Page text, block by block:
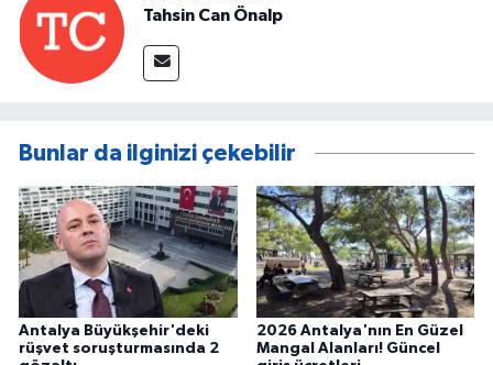
Tahsin Can Önalp
Bunlar da ilginizi çekebilir
Antalya Büyükşehir'deki
rüşvet soruşturmasında 2
2026 Antalya'nın En Güzel
Mangal Alanları! Güncel